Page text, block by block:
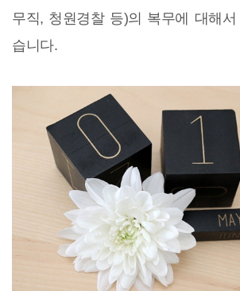
무직, 청원경찰 등)의 복무에 대해
습니다.